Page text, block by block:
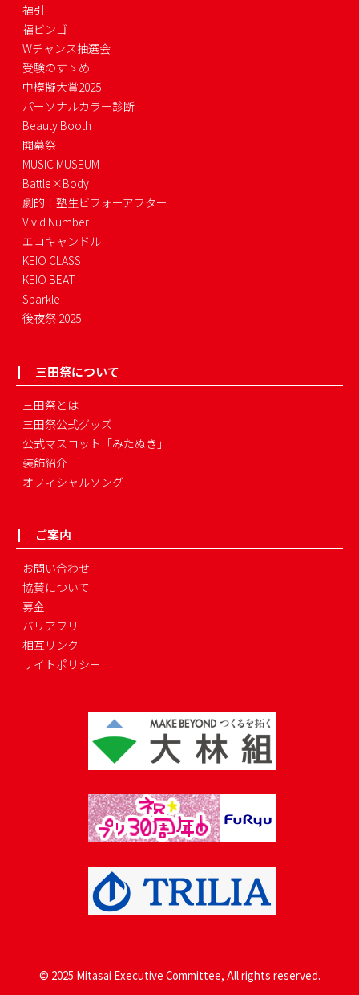
福引
福ビンゴ
Wチャンス抽選会
受験のすゝめ
中模擬大賞2025
パーソナルカラー診断
Beauty Booth
開幕祭
MUSIC MUSEUM
Battle×Body
劇的！塾生ビフォーアフター
Vivid Number
エコキャンドル
KEIO CLASS
KEIO BEAT
Sparkle
後夜祭 2025
三田祭について
三田祭とは
三田祭公式グッズ
公式マスコット「みたぬき」
装飾紹介
オフィシャルソング
ご案内
お問い合わせ
協賛について
募金
バリアフリー
相互リンク
サイトポリシー
© 2025 Mitasai Executive Committee, All rights reserved.